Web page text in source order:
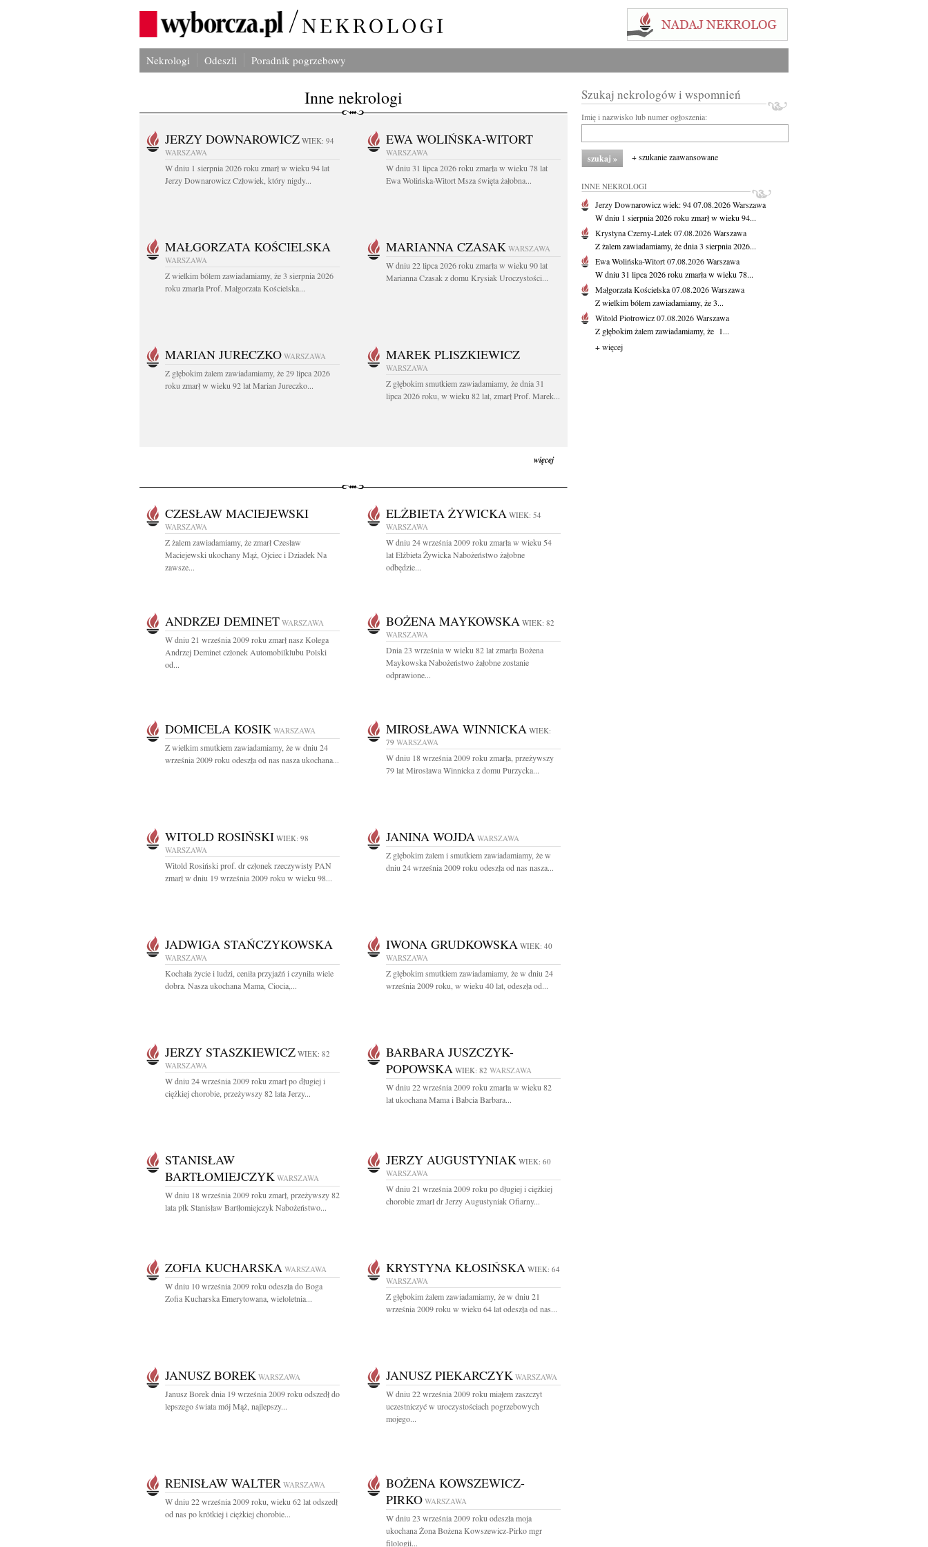
Nekrologi Odeszli Poradnik pogrzebowy
Inne nekrologi
JERZY DOWNAROWICZ WIEK: 94
WARSZAWA
W dniu 1 sierpnia 2026 roku zmarł w wieku 94 lat
Jerzy Downarowicz Człowiek, który nigdy...
EWA WOLIŃSKA-WITORT
WARSZAWA
W dniu 31 lipca 2026 roku zmarła w wieku 78 lat
Ewa Wolińska-Witort Msza święta żałobna...
MAŁGORZATA KOŚCIELSKA
WARSZAWA
Z wielkim bólem zawiadamiamy, że 3 sierpnia 2026
roku zmarła Prof. Małgorzata Kościelska...
MARIANNA CZASAK WARSZAWA
W dniu 22 lipca 2026 roku zmarła w wieku 90 lat
Marianna Czasak z domu Krysiak Uroczystości...
MARIAN JURECZKO WARSZAWA
Z głębokim żalem zawiadamiamy, że 29 lipca 2026
roku zmarł w wieku 92 lat Marian Jureczko...
MAREK PLISZKIEWICZ
WARSZAWA
Z głębokim smutkiem zawiadamiamy, że dnia 31
lipca 2026 roku, w wieku 82 lat, zmarł Prof. Marek...
więcej
CZESŁAW MACIEJEWSKI
WARSZAWA
Z żalem zawiadamiamy, że zmarł Czesław
Maciejewski ukochany Mąż, Ojciec i Dziadek Na
zawsze...
ELŻBIETA ŻYWICKA WIEK: 54
WARSZAWA
W dniu 24 września 2009 roku zmarła w wieku 54
lat Elżbieta Żywicka Nabożeństwo żałobne
odbędzie...
ANDRZEJ DEMINET WARSZAWA
W dniu 21 września 2009 roku zmarł nasz Kolega
Andrzej Deminet członek Automobilklubu Polski
od...
BOŻENA MAYKOWSKA WIEK: 82
WARSZAWA
Dnia 23 września w wieku 82 lat zmarła Bożena
Maykowska Nabożeństwo żałobne zostanie
odprawione...
DOMICELA KOSIK WARSZAWA
Z wielkim smutkiem zawiadamiamy, że w dniu 24
września 2009 roku odeszła od nas nasza ukochana...
MIROSŁAWA WINNICKA WIEK:
79 WARSZAWA
W dniu 18 września 2009 roku zmarła, przeżywszy
79 lat Mirosława Winnicka z domu Purzycka...
WITOLD ROSIŃSKI WIEK: 98
WARSZAWA
Witold Rosiński prof. dr członek rzeczywisty PAN
zmarł w dniu 19 września 2009 roku w wieku 98...
JANINA WOJDA WARSZAWA
Z głębokim żalem i smutkiem zawiadamiamy, że w
dniu 24 września 2009 roku odeszła od nas nasza...
JADWIGA STAŃCZYKOWSKA
WARSZAWA
Kochała życie i ludzi, ceniła przyjaźń i czyniła wiele
dobra. Nasza ukochana Mama, Ciocia,...
IWONA GRUDKOWSKA WIEK: 40
WARSZAWA
Z głębokim smutkiem zawiadamiamy, że w dniu 24
września 2009 roku, w wieku 40 lat, odeszła od...
JERZY STASZKIEWICZ WIEK: 82
WARSZAWA
W dniu 24 września 2009 roku zmarł po długiej i
ciężkiej chorobie, przeżywszy 82 lata Jerzy...
BARBARA JUSZCZYK-
POPOWSKA WIEK: 82 WARSZAWA
W dniu 22 września 2009 roku zmarła w wieku 82
lat ukochana Mama i Babcia Barbara...
STANISŁAW
BARTŁOMIEJCZYK WARSZAWA
W dniu 18 września 2009 roku zmarł, przeżywszy 82
lata płk Stanisław Bartłomiejczyk Nabożeństwo...
JERZY AUGUSTYNIAK WIEK: 60
WARSZAWA
W dniu 21 września 2009 roku po długiej i ciężkiej
chorobie zmarł dr Jerzy Augustyniak Ofiarny...
ZOFIA KUCHARSKA WARSZAWA
W dniu 10 września 2009 roku odeszła do Boga
Zofia Kucharska Emerytowana, wieloletnia...
KRYSTYNA KŁOSIŃSKA WIEK: 64
WARSZAWA
Z głębokim żalem zawiadamiamy, że w dniu 21
września 2009 roku w wieku 64 lat odeszła od nas...
JANUSZ BOREK WARSZAWA
Janusz Borek dnia 19 września 2009 roku odszedł do
lepszego świata mój Mąż, najlepszy...
JANUSZ PIEKARCZYK WARSZAWA
W dniu 22 września 2009 roku miałem zaszczyt
uczestniczyć w uroczystościach pogrzebowych
mojego...
RENISŁAW WALTER WARSZAWA
W dniu 22 września 2009 roku, wieku 62 lat odszedł
od nas po krótkiej i ciężkiej chorobie...
BOŻENA KOWSZEWICZ-
PIRKO WARSZAWA
W dniu 23 września 2009 roku odeszła moja
ukochana Żona Bożena Kowszewicz-Pirko mgr
filologii...
Szukaj nekrologów i wspomnień
Imię i nazwisko lub numer ogłoszenia:
+ szukanie zaawansowane
INNE NEKROLOGI
Jerzy Downarowiczwiek: 9407.08.2026Warszawa
W dniu 1 sierpnia 2026 roku zmarł w wieku 94...
Krystyna Czerny-Latek07.08.2026Warszawa
Z żalem zawiadamiamy, że dnia 3 sierpnia 2026...
Ewa Wolińska-Witort07.08.2026Warszawa
W dniu 31 lipca 2026 roku zmarła w wieku 78...
Małgorzata Kościelska07.08.2026Warszawa
Z wielkim bólem zawiadamiamy, że 3...
Witold Piotrowicz07.08.2026Warszawa
Z głębokim żalem zawiadamiamy, że 1...
+ więcej